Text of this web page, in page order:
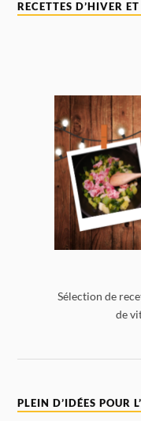
RECETTES D’HIVER
Sélection de
de
PLEIN D’IDÉES POUR